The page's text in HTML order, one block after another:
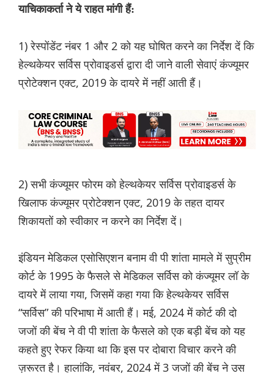
याचिकाकर्ता ने ये राहत मांगी हैं:
1) रेस्पोंडेंट नंबर 1 और 2 को यह घोषित करने का निर्देश दें कि
हेल्थकेयर सर्विस प्रोवाइडर्स द्वारा दी जाने वाली सेवाएं कंज्यूमर
प्रोटेक्शन एक्ट, 2019 के दायरे में नहीं आती हैं।
2) सभी कंज्यूमर फोरम को हेल्थकेयर सर्विस प्रोवाइडर्स के
खिलाफ कंज्यूमर प्रोटेक्शन एक्ट, 2019 के तहत दायर
शिकायतों को स्वीकार न करने का निर्देश दें।
इंडियन मेडिकल एसोसिएशन बनाम वी पी शांता मामले में सुप्रीम
कोर्ट के 1995 के फैसले से मेडिकल सर्विस को कंज्यूमर लॉ के
दायरे में लाया गया, जिसमें कहा गया कि हेल्थकेयर सर्विस
“सर्विस” की परिभाषा में आती हैं। मई, 2024 में कोर्ट की दो
जजों की बेंच ने वी पी शांता के फैसले को एक बड़ी बेंच को यह
कहते हुए रेफर किया था कि इस पर दोबारा विचार करने की
ज़रूरत है। हालांकि, नवंबर, 2024 में 3 जजों की बेंच ने उस